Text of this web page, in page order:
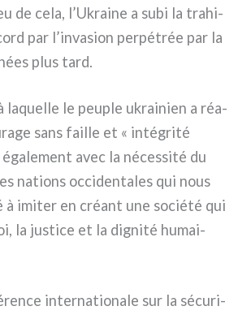
de cela, l’Ukraine a subi la tra­hi­
par l’invasion per­pé­trée par la
plus tard.
laquel­le le peu­ple ukrai­nien a réa­
sans fail­le et « inté­gri­té
éga­le­ment avec la néces­si­té du
nations occi­den­ta­les qui nous
à imi­ter en créant une socié­té qui
la justi­ce et la digni­té humai­
inter­na­tio­na­le sur la sécu­ri­